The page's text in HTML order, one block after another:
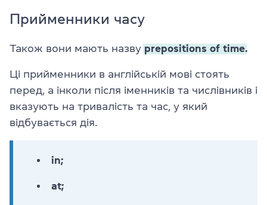
Прийменники часу
Також вони мають назву prepositions of time.
Ці прийменники в англійській мові стоять
перед, а інколи після іменників та числівників і
вказують на тривалість та час, у який
відбувається дія.
in;
at;